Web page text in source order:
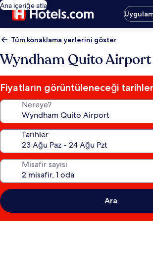
Ana içeriğe atla
Tüm konaklama yerlerini göster
Wyndham Quito Airport
Fiyatların görüntüleneceği
Nereye?
Tarihler
Misafir sayısı
Ara